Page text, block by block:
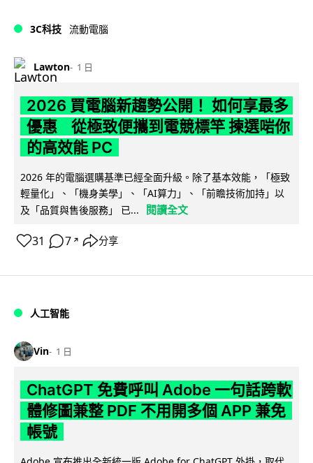
3C科技 流動電腦
Lawton 1 日
2026 買電腦新趨勢公開！ 如何享最多
優惠 從極致便攜到電競標竿 揀選啱你
的高效能 PC
2026 年的電腦選購基準已經全面升級。除了基本效能，「極致
輕量化」、「機身美學」、「AI算力」、「前瞻技術加持」以
及「品質與售後服務」 已...
閱讀全文
31 7 ↗ 分享
人工智能
Vin 1 日
ChatGPT 免費呼叫 Adobe 一句話跨軟
體修圖兼整 PDF 不用開多個 APP 兼免
帳號